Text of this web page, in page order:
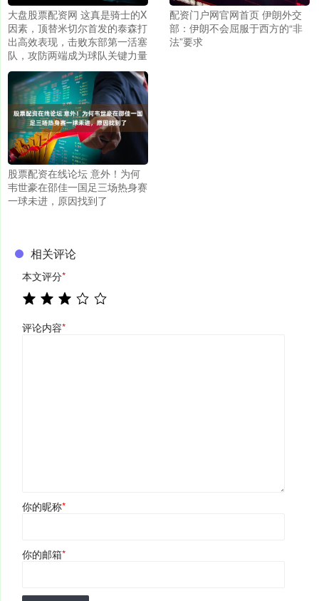
大盘股票配资网 这真是骑士的X
因素，顶替米切尔首发的泰森打
出高效表现，击败东部第一活塞
队，攻防两端成为球队关键力量
配资门户网官网首页 伊朗外交
部：伊朗不会屈服于西方的“非
法”要求
股票配资在线论坛 意外！为何
韦世豪在邵佳一国足三场热身赛
一球未进，原因找到了
相关评论
本文评分*
评论内容*
你的昵称*
你的邮箱*